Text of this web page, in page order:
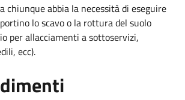
chiunque abbia la necessità di eseguire
lo scavo o la rottura del suolo
per allacciamenti a sottoservizi,
ecc).